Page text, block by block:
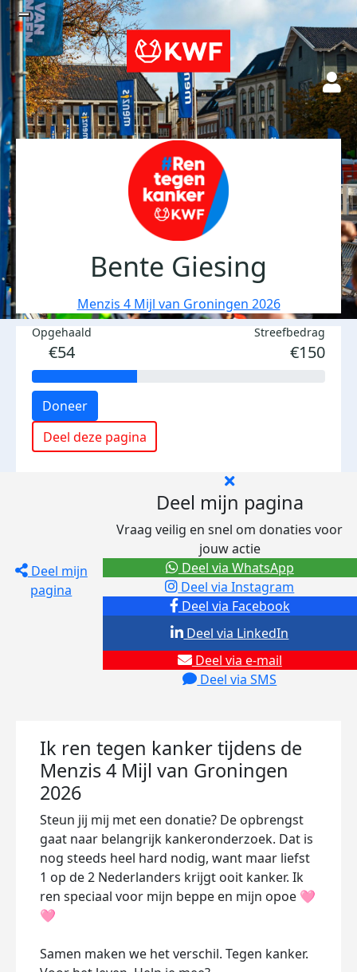
Bente Giesing
Menzis 4 Mijl van Groningen 2026
Opgehaald
€54
Streefbedrag
€150
Doneer
Deel deze pagina
Deel mijn
pagina
Deel mijn pagina
Vraag veilig en snel om donaties voor
jouw actie
Deel via Facebook
Deel via Instagram
Deel via e-mail
Deel via SMS
Deel via LinkedIn
Deel via WhatsApp
Ik ren tegen kanker tijdens de
Menzis 4 Mijl van Groningen
2026
Steun jij mij met een donatie? De opbrengst
gaat naar belangrijk kankeronderzoek. Dat is
nog steeds heel hard nodig, want maar liefst
1 op de 2 Nederlanders krijgt ooit kanker. Ik
ren speciaal voor mijn beppe en mijn opoe 🩷
🩷
Samen maken we het verschil. Tegen kanker.